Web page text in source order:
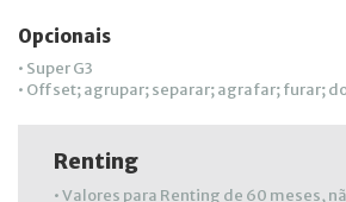
Opcionais
• Super G3
• Offset; agrupar; separar; agrafar; furar;
Renting
• Valores para Renting de 60 meses,